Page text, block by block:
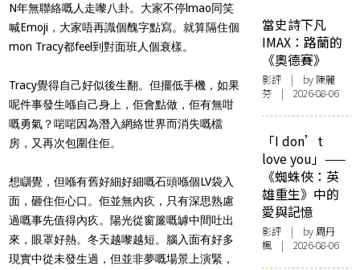
N年無聯絡嘅人走嚟八卦。大家不停lmao同笑
喊Emoji，大家唔再識個醜字點寫。就算隔住個
mon Tracy都feel到對面班人個衰樣。
Tracy覺得自己好似後生翻。但擺低手機，如果
呢件事發生喺自己身上，佢會點做，佢有無咁
嘅勇氣？啱啱因為潛入網絡世界而消失嘅檔
房，又再次包圍住佢。
想瞓覺，但喺有舊好細好細嘅石頭喺個LV袋入
面，砸住佢心口。佢並無內疚，只有深思熟慮
過嘅事先值得內疚。陽光從窗簾嘅罅中間吐出
來，眼罩好熱。冬天越嚟越短。腦入面有好多
現實中從未發生過，但並非夢嘅場景上演緊，
當史詩下凡
IMAX：路蘭的
《奧德賽》
影評 | by 陳麗
芬 | 2026-08-06
「I don’t
love you」——
《蜘蛛俠：英
雄重生》中的
愛與記憶
影評 | by周丹
楓 | 2026-08-06